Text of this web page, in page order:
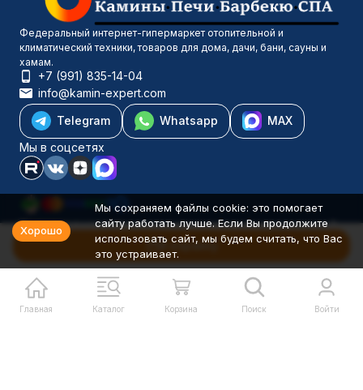
В корзину
Главная Каталог Корзина Поиск Войти
Федеральный интернет-гипермаркет отопительной и
климатический техники, товаров для дома, дачи, бани, сауны и
хамам.
+7 (991) 835-14-04
info@kamin-expert.com
Telegram
Whatsapp
MAX
Мы в соцсетях
Каталог товаров
Компания
Информация
Политика персональных данных
© 2001-2026 Камин-Эксперт ИП Понюхов В. А. ОГРНИП
326527500040181
Хорошо
Мы сохраняем файлы cookie: это помогает
сайту работать лучше. Если Вы продолжите
использовать сайт, мы будем считать, что Вас
это устраивает.